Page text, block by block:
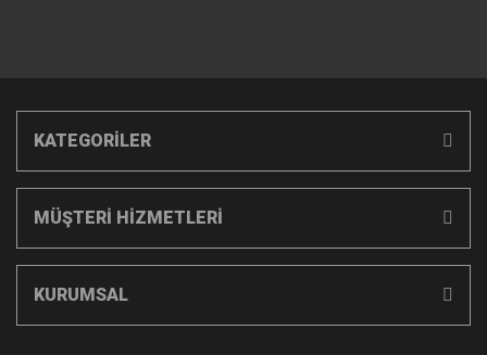
KATEGORİLER
MÜŞTERİ HİZMETLERİ
KURUMSAL